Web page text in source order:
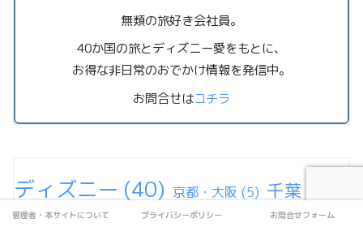
無類の旅好き会社員。
40か国の旅とディズニー愛をもとに、
お得な非日常のおでかけ情報を発信中。
お問合せはコチラ
ディズニー (40) 京都・大阪 (5) 千葉
管理者・本サイトについて プライバシーポリシー お問合せフォーム